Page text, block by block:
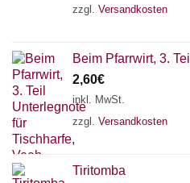
zzgl. Versandkosten
Beim Pfarrwirt, 3. Teil
2,60€
inkl. MwSt.
zzgl. Versandkosten
Tiritomba